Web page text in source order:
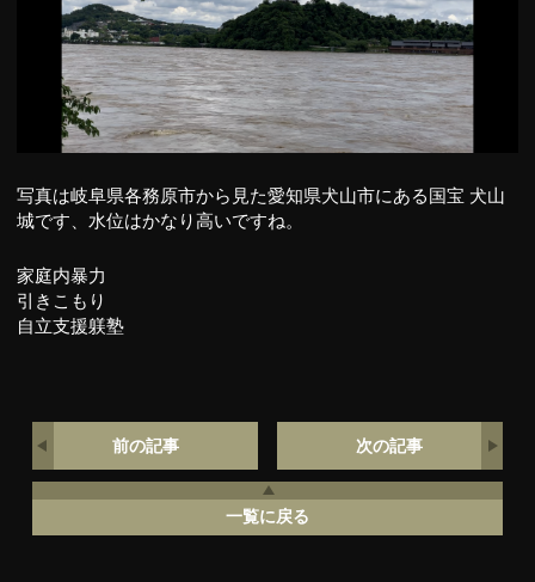
写真は岐阜県各務原市から見た愛知県犬山市にある国宝 犬山
城です、水位はかなり高いですね。
家庭内暴力
引きこもり
自立支援躾塾
前の記事 次の記事
一覧に戻る